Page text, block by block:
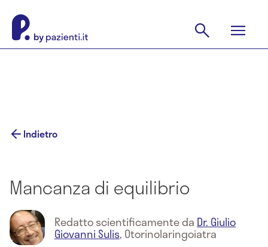
Indietro
Mancanza di equilibrio
Redatto scientificamente da Dr. Giulio
Giovanni Sulis, Otorinolaringoiatra